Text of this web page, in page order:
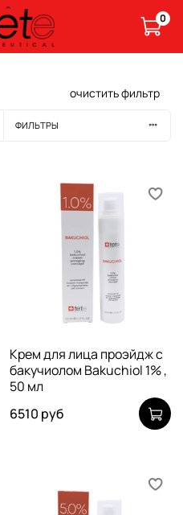
0
очистить фильтр
ФИЛЬТРЫ
Крем для лица проэйдж с
бакучиолом Bakuchiol 1% ,
50 мл
6510 руб